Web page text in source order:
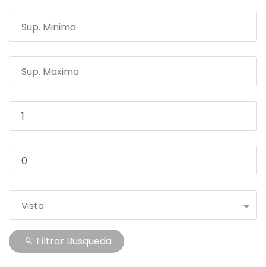
Vista
Filtrar Busqueda